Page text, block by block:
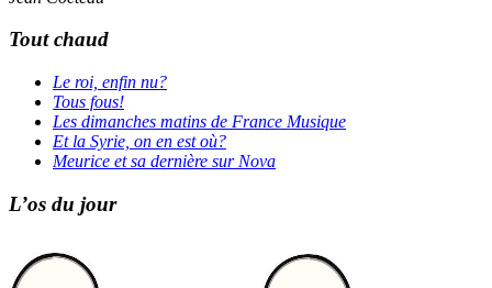
Tout chaud
Le roi, enfin nu?
Tous fous!
Les dimanches matins de France Musique
Et la Syrie, on en est où?
Meurice et sa dernière sur Nova
L’os du jour